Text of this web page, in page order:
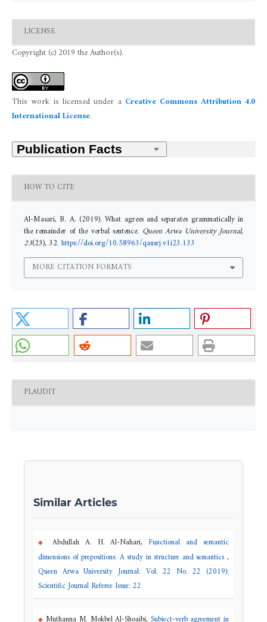
LICENSE
Copyright (c) 2019 the Author(s).
This work is licensed under a Creative Commons Attribution 4.0
International License.
HOW TO CITE
Al-Masari, B. A. (2019). What agrees and separates grammatically in
the remainder of the verbal sentence. Queen Arwa University Journal,
23(23), 32. https://doi.org/10.58963/qausrj.v1i23.133
MORE CITATION FORMATS
PLAUDIT
Similar Articles
Abdullah A. H. Al-Nahari, Functional and semantic
dimensions of prepositions: A study in structure and semantics,
Queen Arwa University Journal: Vol. 22 No. 22 (2019):
Scientific Journal Referee Issue: 22
Muthanna M. Mokbel Al-Shoaibi, Subject-verb agreement in